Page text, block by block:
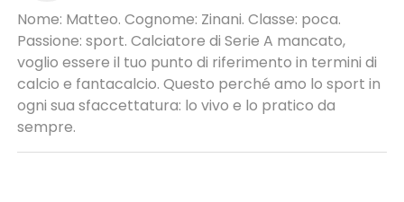
Nome: Matteo. Cognome: Zinani. Classe: poca.
Passione: sport. Calciatore di Serie A mancato,
voglio essere il tuo punto di riferimento in termini di
calcio e fantacalcio. Questo perché amo lo sport in
ogni sua sfaccettatura: lo vivo e lo pratico da
sempre.